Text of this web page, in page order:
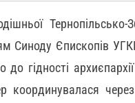
Тернопільсько-
Синоду Єпископів
до гідності
координувалася